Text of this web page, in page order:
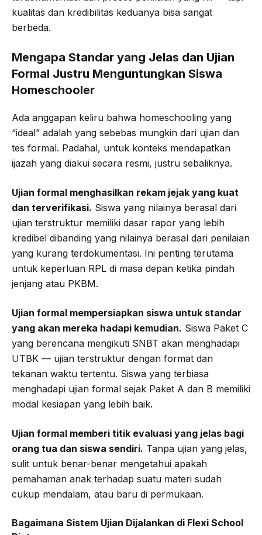
kualitas dan kredibilitas keduanya bisa sangat
berbeda.
Mengapa Standar yang Jelas dan Ujian
Formal Justru Menguntungkan Siswa
Homeschooler
Ada anggapan keliru bahwa homeschooling yang
“ideal” adalah yang sebebas mungkin dari ujian dan
tes formal. Padahal, untuk konteks mendapatkan
ijazah yang diakui secara resmi, justru sebaliknya.
Ujian formal menghasilkan rekam jejak yang kuat
dan terverifikasi. Siswa yang nilainya berasal dari
ujian terstruktur memiliki dasar rapor yang lebih
kredibel dibanding yang nilainya berasal dari penilaian
yang kurang terdokumentasi. Ini penting terutama
untuk keperluan RPL di masa depan ketika pindah
jenjang atau PKBM.
Ujian formal mempersiapkan siswa untuk standar
yang akan mereka hadapi kemudian. Siswa Paket C
yang berencana mengikuti SNBT akan menghadapi
UTBK — ujian terstruktur dengan format dan
tekanan waktu tertentu. Siswa yang terbiasa
menghadapi ujian formal sejak Paket A dan B memiliki
modal kesiapan yang lebih baik.
Ujian formal memberi titik evaluasi yang jelas bagi
orang tua dan siswa sendiri. Tanpa ujian yang jelas,
sulit untuk benar-benar mengetahui apakah
pemahaman anak terhadap suatu materi sudah
cukup mendalam, atau baru di permukaan.
Bagaimana Sistem Ujian Dijalankan di Flexi School